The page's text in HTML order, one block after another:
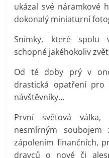
ukázal své náramkové
dokonalý miniaturní
Snímky, které spolu
schopné jakéhokoliv
Od té doby prý v
drastická opatření pro
návštěvníky…
První světová
nesmírným
zápolením finančních,
dravců o nové či